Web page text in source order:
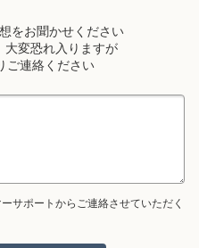
をお聞かせください
大変恐れ入りますが
ご連絡ください
サポートからご連絡させていただく